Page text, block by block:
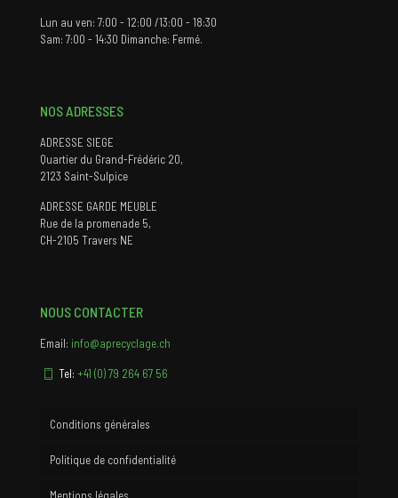
Lun au ven: 7:00 - 12:00 /13:00 - 18:30
Sam: 7:00 - 14:30 Dimanche: Fermé.
NOS ADRESSES
ADRESSE SIEGE
Quartier du Grand-Frédéric 20,
2123 Saint-Sulpice
ADRESSE GARDE MEUBLE
Rue de la promenade 5,
CH-2105 Travers NE
NOUS CONTACTER
Email: info@aprecyclage.ch
Tel: +41 (0) 79 264 67 56
Conditions générales
Politique de confidentialité